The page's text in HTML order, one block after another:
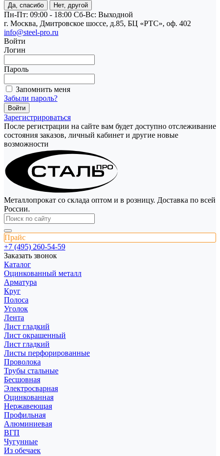
Да, спасибо Нет, другой
Пн-Пт: 09:00 - 18:00 Cб-Вс: Выходной
г. Москва, Дмитровское шоссе, д.85, БЦ «РТС», оф. 402
info@steel-pro.ru
Войти
Логин
Пароль
Запомнить меня
Забыли пароль?
Зарегистрироваться
После регистрации на сайте вам будет доступно отслеживание
состояния заказов, личный кабинет и другие новые
возможности
Металлопрокат со склада оптом и в розницу. Доставка по всей
России.
Прайс
+7 (495) 260-54-59
Заказать звонок
Каталог
Оцинкованный металл
Арматура
Круг
Полоса
Уголок
Лента
Лист гладкий
Лист окрашенный
Лист гладкий
Листы перфорированные
Проволока
Трубы стальные
Бесшовная
Электросварная
Оцинкованная
Нержавеющая
Профильная
Алюминиевая
ВГП
Чугунные
Из обечаек